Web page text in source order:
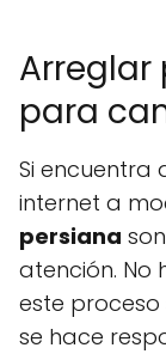
Arreglar
para
Si encuentra
internet a
persiana
atención. No
este
se hace